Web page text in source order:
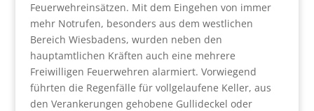
Feuerwehreinsätzen. Mit dem Eingehen von immer
mehr Notrufen, besonders aus dem westlichen
Bereich Wiesbadens, wurden neben den
hauptamtlichen Kräften auch eine mehrere
Freiwilligen Feuerwehren alarmiert. Vorwiegend
führten die Regenfälle für vollgelaufene Keller, aus
den Verankerungen gehobene Gullideckel oder